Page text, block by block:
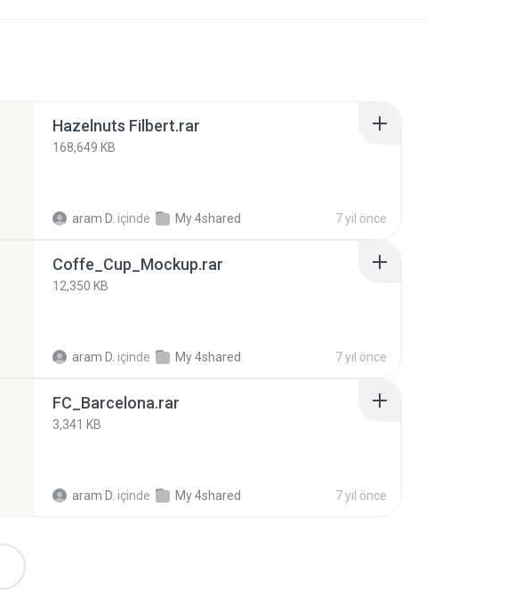
Hazelnuts Filbert.rar
168,649 KB
aram D. içinde My 4shared 7 yıl önce
Coffe_Cup_Mockup.rar
12,350 KB
aram D. içinde My 4shared 7 yıl önce
FC_Barcelona.rar
3,341 KB
aram D. içinde My 4shared 7 yıl önce